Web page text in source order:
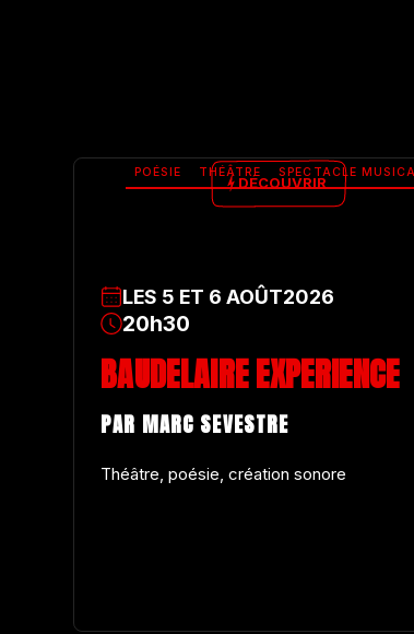
LES 5 ET 6 AOÛT2026
20h30
BAUDELAIRE EXPERIENCE
PAR MARC SEVESTRE
Théâtre, poésie, création sonore
DÉCOUVRIR
POÉSIE THÉÂTRE SPECTACLE